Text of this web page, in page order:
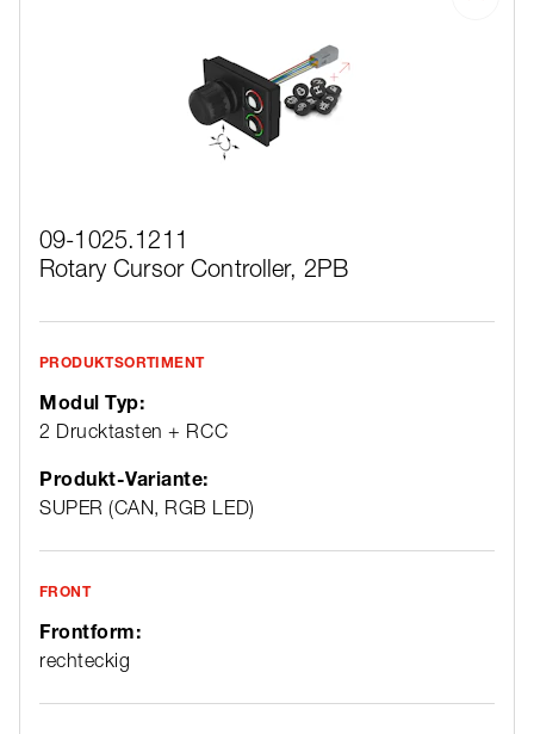
09-1025.1211
Rotary Cursor Controller, 2PB
PRODUKTSORTIMENT
Modul Typ:
2 Drucktasten + RCC
Produkt-Variante:
SUPER (CAN, RGB LED)
FRONT
Frontform:
rechteckig